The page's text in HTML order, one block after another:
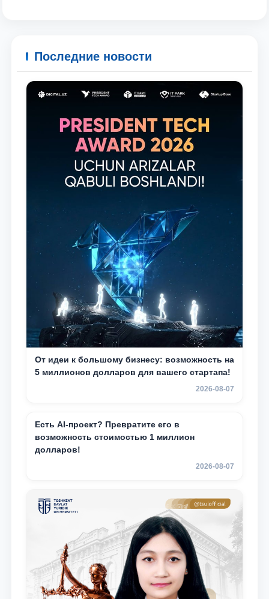
Последние новости
От идеи к большому бизнесу: возможность на
5 миллионов долларов для вашего стартапа!
2026-08-07
Есть AI-проект? Превратите его в
возможность стоимостью 1 миллион
долларов!
2026-08-07